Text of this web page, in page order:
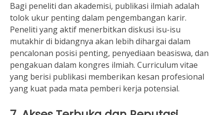
Bagi peneliti dan akademisi, publikasi ilmiah adalah
tolok ukur penting dalam pengembangan karir.
Peneliti yang aktif menerbitkan diskusi isu-isu
mutakhir di bidangnya akan lebih dihargai dalam
pencalonan posisi penting, penyediaan beasiswa, dan
pengakuan dalam kongres ilmiah. Curriculum vitae
yang berisi publikasi memberikan kesan profesional
yang kuat pada mata pemberi kerja potensial.